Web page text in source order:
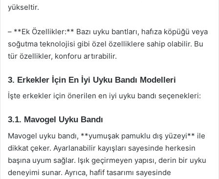
yükseltir.
– **Ek Özellikler:** Bazı uyku bantları, hafıza köpüğü veya
soğutma teknolojisi gibi özel özelliklere sahip olabilir. Bu
tür özellikler, konforu artırabilir.
3. Erkekler İçin En İyi Uyku Bandı Modelleri
İşte erkekler için önerilen en iyi uyku bandı seçenekleri:
3.1. Mavogel Uyku Bandı
Mavogel uyku bandı, **yumuşak pamuklu dış yüzeyi** ile
dikkat çeker. Ayarlanabilir kayışları sayesinde herkesin
başına uyum sağlar. Işık geçirmeyen yapısı, derin bir uyku
deneyimi sunar. Ayrıca, hafif tasarımı sayesinde